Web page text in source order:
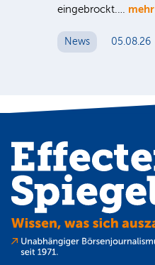
eingebrockt.… mehr
News 05.08.26